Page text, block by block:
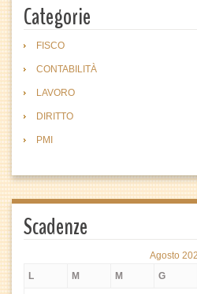
Categorie
FISCO
CONTABILITÀ
LAVORO
DIRITTO
PMI
Scadenze
Agosto
L
M M G